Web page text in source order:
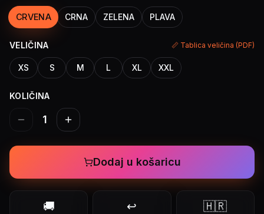
CRVENA CRNA ZELENA PLAVA
VELIČINA 📏 Tablica veličina (PDF)
XS S M L XL XXL
KOLIČINA
1
Dodaj u košaricu
🚚 ↩️ 🇭🇷